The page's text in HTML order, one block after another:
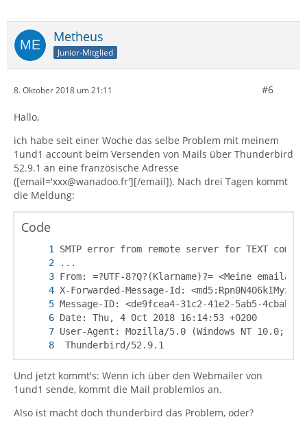
Metheus
Junior-Mitglied
8. Oktober 2018 um 21:11 #6
Hallo,
ich habe seit einer Woche das selbe Problem mit meinem
1und1 account beim Versenden von Mails über Thunderbird
52.9.1 an eine französische Adresse
([email='xxx@wanadoo.fr'][/email]). Nach drei Tagen kommt
die Meldung:
Code
Thunderbird/52.9.1
Und jetzt kommt's: Wenn ich über den Webmailer von
1und1 sende, kommt die Mail problemlos an.
Also ist macht doch thunderbird das Problem, oder?